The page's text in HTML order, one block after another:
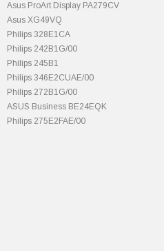
Asus ProArt Display PA279CV
Asus XG49VQ
Philips 328E1CA
Philips 242B1G/00
Philips 245B1
Philips 346E2CUAE/00
Philips 272B1G/00
ASUS Business BE24EQK
Philips 275E2FAE/00